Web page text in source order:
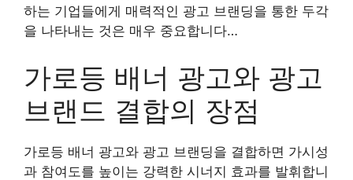
하는 기업들에게 매력적인 광고 브랜딩을 통한 두각
을 나타내는 것은 매우 중요합니다…
가로등 배너 광고와 광고
브랜드 결합의 장점
가로등 배너 광고와 광고 브랜딩을 결합하면 가시성
과 참여도를 높이는 강력한 시너지 효과를 발휘합니